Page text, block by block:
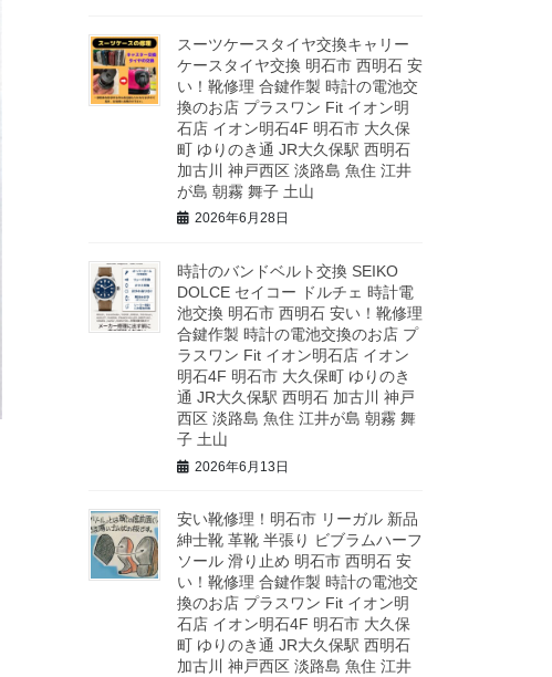
スーツケースタイヤ交換キャリー
ケースタイヤ交換 明石市 西明石 安
い！靴修理 合鍵作製 時計の電池交
換のお店 プラスワン Fit イオン明
石店 イオン明石4F 明石市 大久保
町 ゆりのき通 JR大久保駅 西明石
加古川 神戸西区 淡路島 魚住 江井
が島 朝霧 舞子 土山
2026年6月28日
時計のバンドベルト交換 SEIKO
DOLCE セイコー ドルチェ 時計電
池交換 明石市 西明石 安い！靴修理
合鍵作製 時計の電池交換のお店 プ
ラスワン Fit イオン明石店 イオン
明石4F 明石市 大久保町 ゆりのき
通 JR大久保駅 西明石 加古川 神戸
西区 淡路島 魚住 江井が島 朝霧 舞
子 土山
2026年6月13日
安い靴修理！明石市 リーガル 新品
紳士靴 革靴 半張り ビブラムハーフ
ソール 滑り止め 明石市 西明石 安
い！靴修理 合鍵作製 時計の電池交
換のお店 プラスワン Fit イオン明
石店 イオン明石4F 明石市 大久保
町 ゆりのき通 JR大久保駅 西明石
加古川 神戸西区 淡路島 魚住 江井